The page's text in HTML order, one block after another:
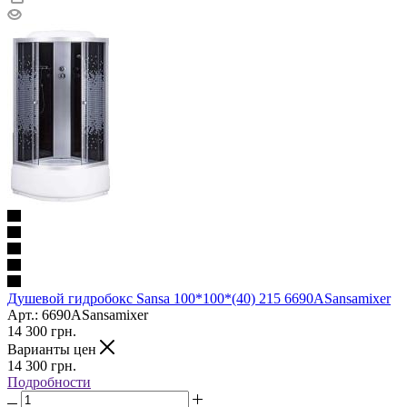
Душевой гидробокс Sansa 100*100*(40) 215 6690ASansamixer
Арт.: 6690ASansamixer
14 300 грн.
Варианты цен
14 300 грн.
Подробности